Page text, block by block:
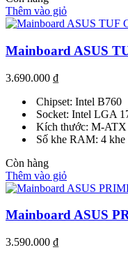
Thêm vào giỏ
Mainboard ASUS
3.690.000 ₫
Chipset: Intel B760
Socket: Intel LGA
Kích thước: M-ATX
Số khe RAM: 4
Còn hàng
Thêm vào giỏ
Mainboard ASUS
3.590.000 ₫